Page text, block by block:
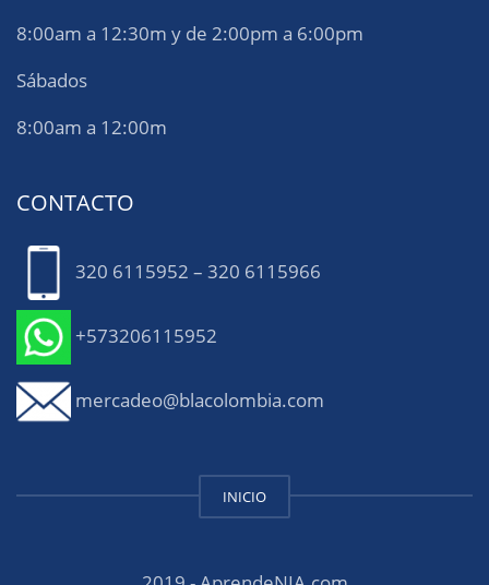
8:00am a 12:30m y de 2:00pm a 6:00pm
Sábados
8:00am a 12:00m
CONTACTO
320 6115952 – 320 6115966
+573206115952
mercadeo@blacolombia.com
INICIO